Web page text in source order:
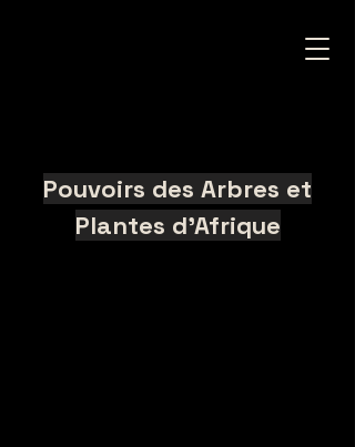
Pouvoirs des Arbres et
Plantes d'Afrique